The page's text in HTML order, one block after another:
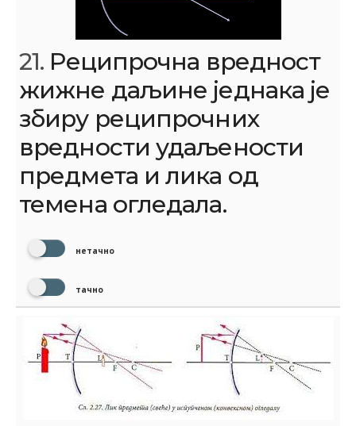
21. Реципрочна вредност
жижне даљине једнака је
збиру реципрочних
вредности удаљености
предмета и лика од
темена огледала.
нетачно
тачно